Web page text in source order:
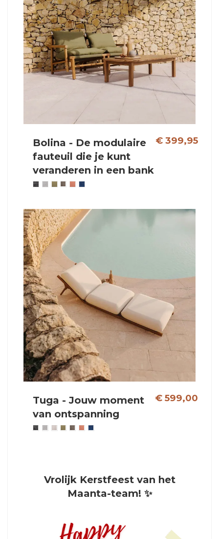
Bolina - De modulaire
fauteuil die je kunt
veranderen in een bank
€ 399,95
Tuga - Jouw moment
van ontspanning
€ 599,00
Vrolijk Kerstfeest van het
Maanta-team! ✨